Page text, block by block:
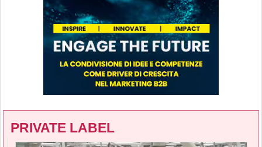
PRIVATE LABEL